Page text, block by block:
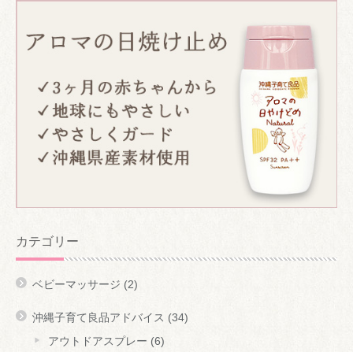
カテゴリー
ベビーマッサージ (2)
沖縄子育て良品アドバイス (34)
アウトドアスプレー (6)